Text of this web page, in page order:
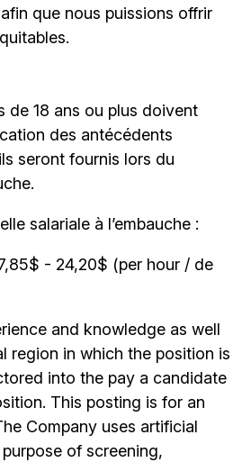
que nous puissions offrir
de 18 ans ou plus doivent
des antécédents
seront fournis lors du
salariale à l’embauche :
- 24,20$ (per hour / de
and knowledge as well
region in which the position is
into the pay a candidate
This posting is for an
Company uses artificial
of screening,